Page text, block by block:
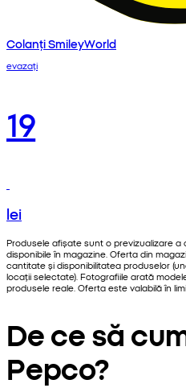
Colanți SmileyWorld
evazați
19
lei
Produsele afișate sunt o previzualizare
disponibile în magazine. Oferta din
cantitate și disponibilitatea produselor
locații selectate). Fotografiile arată
produsele reale. Oferta este valabilă în
De ce să
Pepco?